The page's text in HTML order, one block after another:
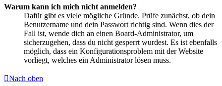
Warum kann ich mich nicht anmelden?
Dafür gibt es viele mögliche Gründe. Prüfe zunächst, ob dein
Benutzername und dein Passwort richtig sind. Wenn dies der
Fall ist, wende dich an einen Board-Administrator, um
sicherzugehen, dass du nicht gesperrt wurdest. Es ist ebenfalls
möglich, dass ein Konfigurationsproblem mit der Website
vorliegt, welches ein Administrator lösen muss.
Nach oben